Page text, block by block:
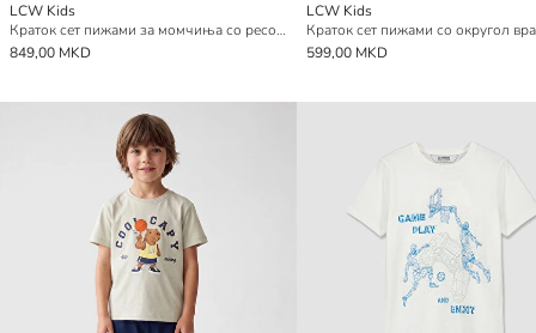
LCW Kids
Краток сет пижами за момчиња со ресорт јака
849,00 MKD
LCW Kids
599,00 MKD